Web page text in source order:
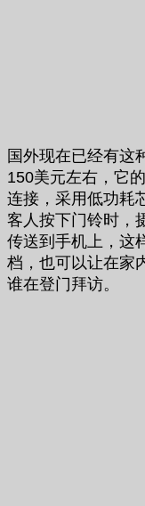
国外现在已经有这
150美元左右，它
连接，采用低功耗
客人按下门铃时，
传送到手机上，这
档，也可以让在家
谁在登门拜访。